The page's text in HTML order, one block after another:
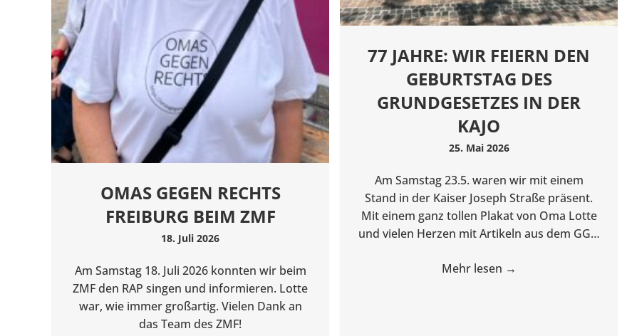
OMAS GEGEN RECHTS
FREIBURG BEIM ZMF
18. Juli 2026
Am Samstag 18. Juli 2026 konnten wir beim
ZMF den RAP singen und informieren. Lotte
war, wie immer großartig. Vielen Dank an
das Team des ZMF!
77 JAHRE: WIR FEIERN DEN
GEBURTSTAG DES
GRUNDGESETZES IN DER
KAJO
25. Mai 2026
Am Samstag 23.5. waren wir mit einem
Stand in der Kaiser Joseph Straße präsent.
Mit einem ganz tollen Plakat von Oma Lotte
und vielen Herzen mit Artikeln aus dem GG…
Mehr lesen →